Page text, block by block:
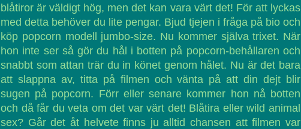
blåtiror är väldigt hög, men det kan vara värt det! För att lyckas
med detta behöver du lite pengar. Bjud tjejen i fråga på bio och
köp popcorn modell jumbo-size. Nu kommer själva trixet. När
hon inte ser så gör du hål i botten på popcorn-behållaren och
snabbt som attan trär du in könet genom hålet. Nu är det bara
att slappna av, titta på filmen och vänta på att din dejt blir
sugen på popcorn. Förr eller senare kommer hon nå botten
och då får du veta om det var värt det! Blåtira eller wild animal
sex? Går det åt helvete finns ju alltid chansen att filmen var